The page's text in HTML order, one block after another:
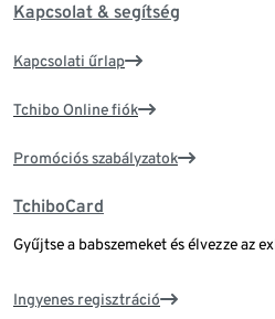
Kapcsolat & segítség
Kapcsolati űrlap
Tchibo Online fiók
Promóciós szabályzatok
TchiboCard
Gyűjtse a babszemeket és élvezze az
Ingyenes regisztráció